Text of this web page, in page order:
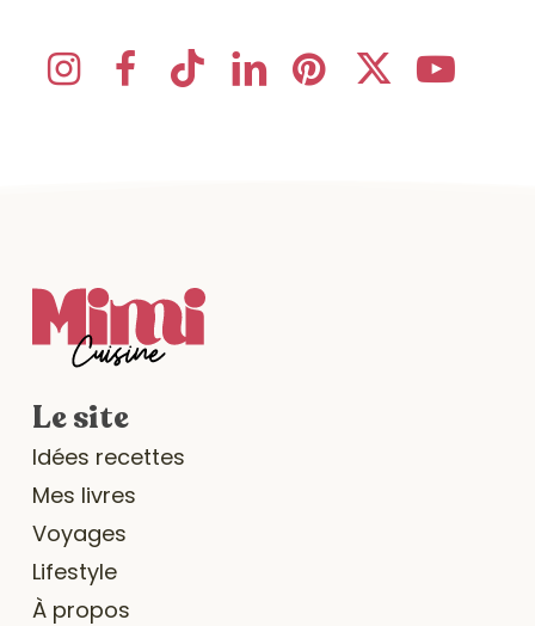
Le site
Idées recettes
Mes livres
Voyages
Lifestyle
À propos